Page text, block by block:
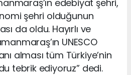
edebiyat şehri,
şehri olduğunun
da oldu. Hayırlı ve
UNESCO
alması tüm Türkiye’nin
tebrik ediyoruz” dedi.